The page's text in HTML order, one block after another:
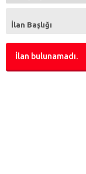
Marangoz
Mobilya ve Döşeme
İlan Başlığı
İlan bulunamadı.